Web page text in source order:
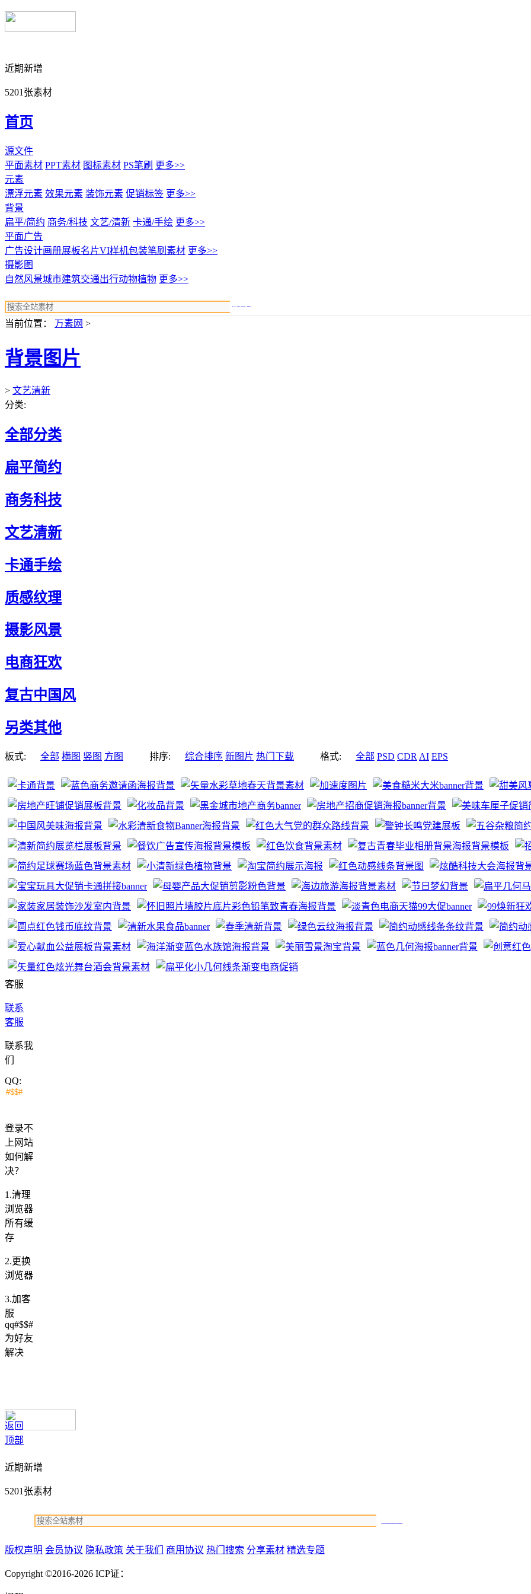
近期新增
5201张素材
首页
源文件
平面素材 PPT素材 图标素材 PS笔刷 更多>>
元素
漂浮元素 效果元素 装饰元素 促销标签 更多>>
背景
扁平/简约 商务/科技 文艺/清新 卡通/手绘 更多>>
平面广告
广告设计画册展板名片VI样机包装笔刷素材 更多>>
摄影图
自然风景城市建筑交通出行动物植物 更多>>
当前位置： 万素网 >
背景图片
> 文艺清新
分类:
全部分类
扁平简约
商务科技
文艺清新
卡通手绘
质感纹理
摄影风景
电商狂欢
复古中国风
另类其他
板式: 全部 横图 竖图 方图 排序: 综合排序 新图片 热门下载 格式: 全部 PSD CDR AI EPS
客服
联系
客服
联系我
们
QQ:
登录不
上网站
如何解
决？
1.清理
浏览器
所有缓
存
2.更换
浏览器
3.加客
服
qq#$$#
为好友
解决
返回
顶部
近期新增
5201张素材
版权声明 会员协议 隐私政策 关于我们 商用协议 热门搜索 分享素材 精选专题
Copyright ©2016-2026 ICP证：